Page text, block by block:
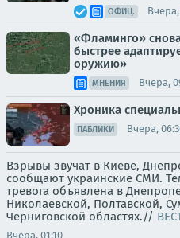
ОФИЦ. Вчера,
«Фламинго»
быстрее
оружию»
МНЕНИЯ Вчера,
Хроника
ПАБЛИКИ Вчера,
Взрывы звучат в Киеве,
сообщают украинские СМИ.
тревога объявлена в
Николаевской, Полтавской,
Черниговской областях.//
Вчера, 01:10